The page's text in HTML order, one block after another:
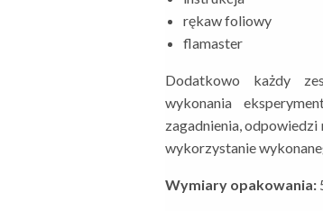
rękaw foliowy
flamaster
Dodatkowo każdy
wykonania
zagadnienia, odpowiedzi
wykorzystanie
Wymiary opakowania: